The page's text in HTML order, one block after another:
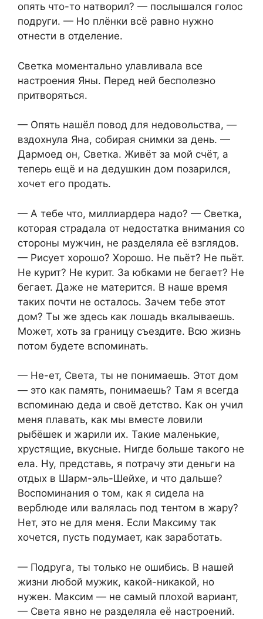
опять что-то натворил? — послышался голос
подруги. — Но плёнки всё равно нужно
отнести в отделение.
Светка моментально улавливала все
настроения Яны. Перед ней бесполезно
притворяться.
— Опять нашёл повод для недовольства, —
вздохнула Яна, собирая снимки за день. —
Дармоед он, Светка. Живёт за мой счёт, а
теперь ещё и на дедушкин дом позарился,
хочет его продать.
— А тебе что, миллиардера надо? — Светка,
которая страдала от недостатка внимания со
стороны мужчин, не разделяла её взглядов.
— Рисует хорошо? Хорошо. Не пьёт? Не пьёт.
Не курит? Не курит. За юбками не бегает? Не
бегает. Даже не матерится. В наше время
таких почти не осталось. Зачем тебе этот
дом? Ты же здесь как лошадь вкалываешь.
Может, хоть за границу съездите. Всю жизнь
потом будете вспоминать.
— Не-ет, Света, ты не понимаешь. Этот дом
— это как память, понимаешь? Там я всегда
вспоминаю деда и своё детство. Как он учил
меня плавать, как мы вместе ловили
рыбёшек и жарили их. Такие маленькие,
хрустящие, вкусные. Нигде больше такого не
ела. Ну, представь, я потрачу эти деньги на
отдых в Шарм-эль-Шейхе, и что дальше?
Воспоминания о том, как я сидела на
верблюде или валялась под тентом в жару?
Нет, это не для меня. Если Максиму так
хочется, пусть подумает, как заработать.
— Подруга, ты только не ошибись. В нашей
жизни любой мужик, какой-никакой, но
нужен. Максим — не самый плохой вариант,
— Света явно не разделяла её настроений.